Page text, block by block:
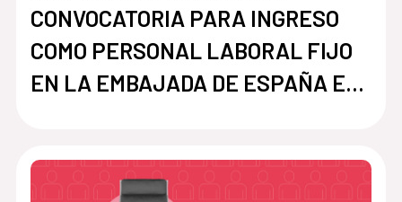
CONVOCATORIA PARA INGRESO
COMO PERSONAL LABORAL FIJO
EN LA EMBAJADA DE ESPAÑA EN
05360376